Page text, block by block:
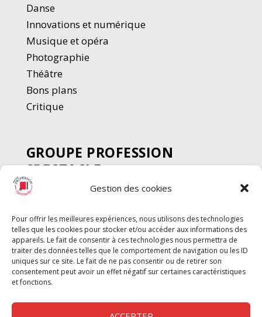
Gestion des cookies
Pour offrir les meilleures expériences, nous utilisons des technologies
telles que les cookies pour stocker et/ou accéder aux informations des
appareils. Le fait de consentir à ces technologies nous permettra de
traiter des données telles que le comportement de navigation ou les ID
uniques sur ce site. Le fait de ne pas consentir ou de retirer son
consentement peut avoir un effet négatif sur certaines caractéristiques
et fonctions.
Danse
Innovations et numérique
Musique et opéra
Photographie
Théâtre
Bons plans
Critique
GROUPE PROFESSION
SPECTACLE
Chèque Intermittents
Chèque Compta
Chèque Emploi Spectacle
G-Pods
Profession Audio-visuel